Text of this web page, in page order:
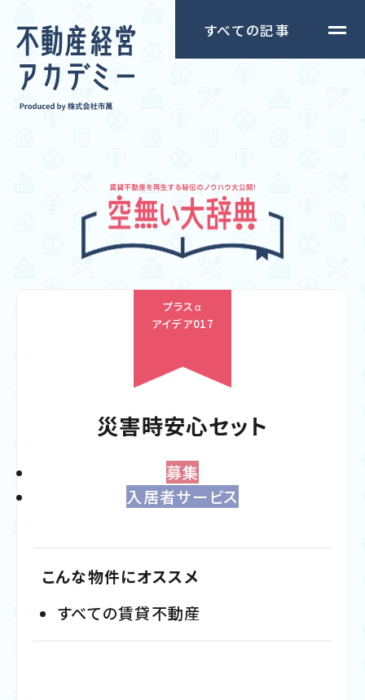
すべての記事
プラスα
アイデア017
災害時安心セット
募集
入居者サービス
こんな物件にオススメ
すべての賃貸不動産